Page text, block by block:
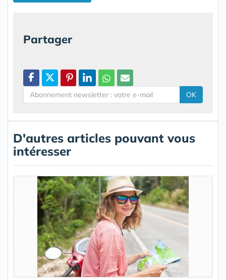
Partager
OK
D'autres articles pouvant vous
intéresser